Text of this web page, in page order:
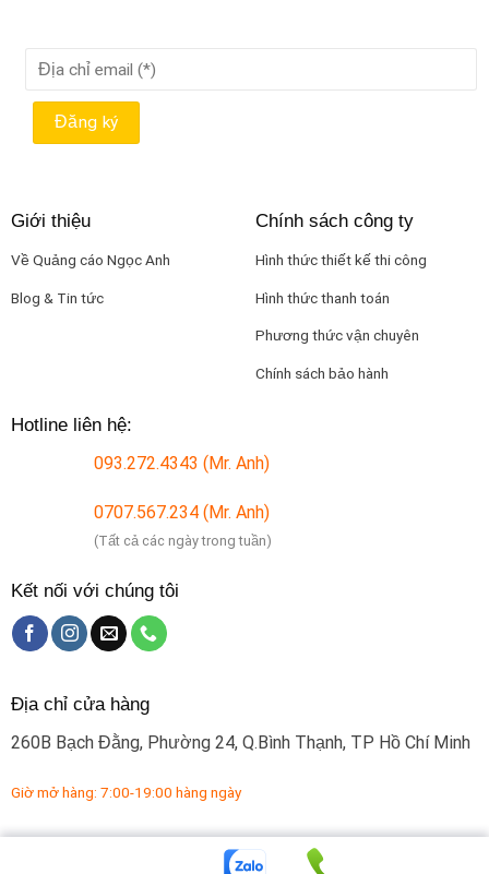
Giới thiệu
Về Quảng cáo Ngọc Anh
Blog & Tin tức
Chính sách công ty
Hình thức thiết kế thi công
Hình thức thanh toán
Phương thức vận chuyên
Chính sách bảo hành
Hotline liên hệ:
093.272.4343 (Mr. Anh)
0707.567.234 (Mr. Anh)
(Tất cả các ngày trong tuần)
Kết nối với chúng tôi
Địa chỉ cửa hàng
260B Bạch Đằng, Phường 24, Q.Bình Thạnh, TP Hồ Chí Minh
Giờ mở hàng: 7:00-19:00 hàng ngày